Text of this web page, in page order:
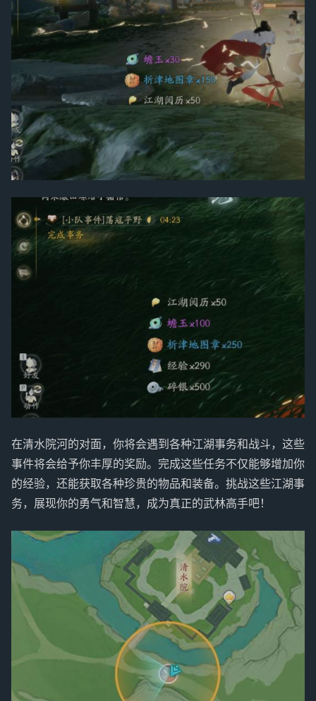
在清水院河的对面，你将会遇到各种江湖事务和战斗，这些
事件将会给予你丰厚的奖励。完成这些任务不仅能够增加你
的经验，还能获取各种珍贵的物品和装备。挑战这些江湖事
务，展现你的勇气和智慧，成为真正的武林高手吧！